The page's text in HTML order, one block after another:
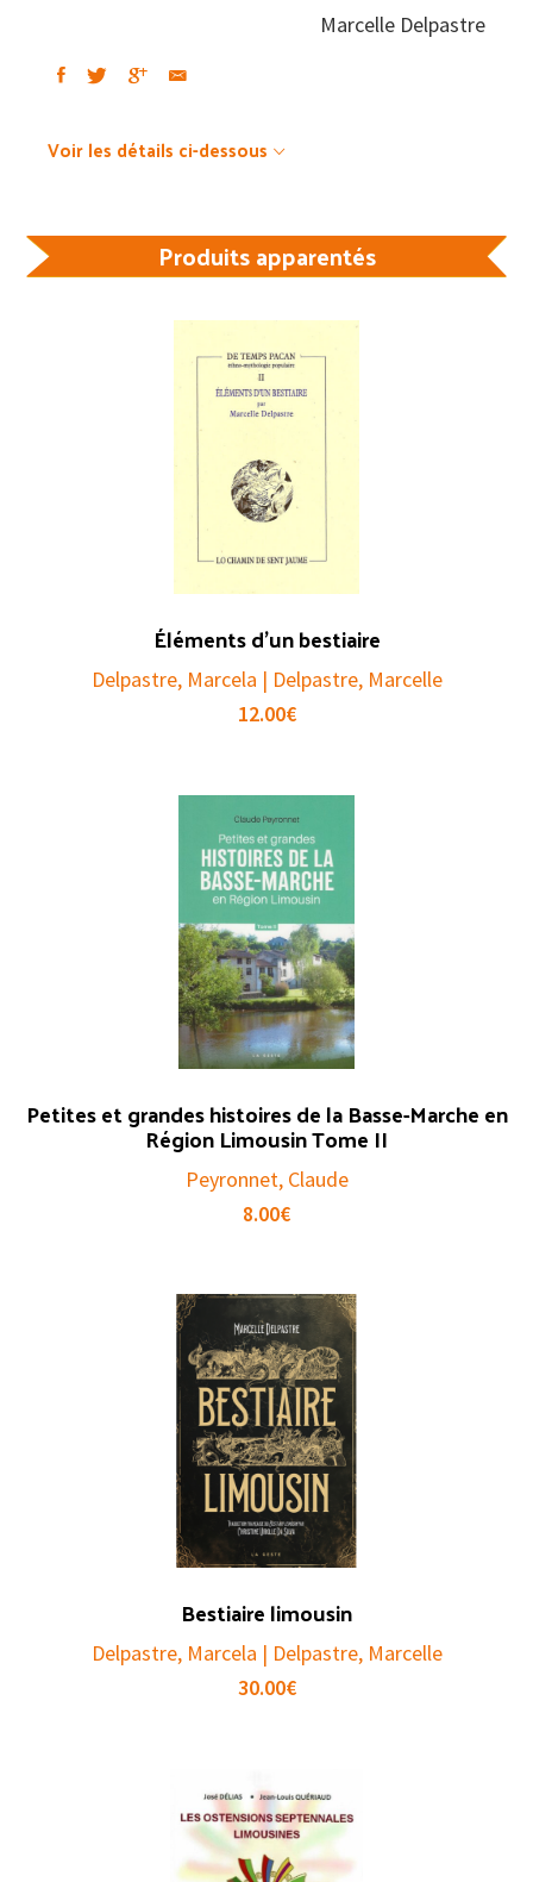
Marcelle Delpastre
Voir les détails ci-dessous
Produits apparentés
Éléments d’un bestiaire
Delpastre, Marcela | Delpastre, Marcelle
12.00€
Petites et grandes histoires de la Basse-Marche en
Région Limousin Tome II
Peyronnet, Claude
8.00€
Bestiaire limousin
Delpastre, Marcela | Delpastre, Marcelle
30.00€